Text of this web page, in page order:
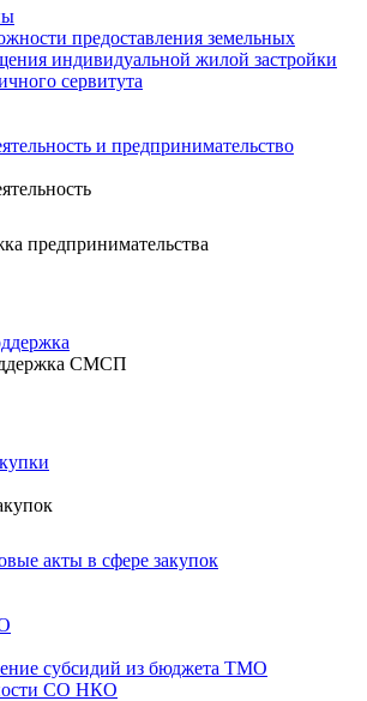
предоставления земельных
индивидуальной жилой застройки
сервитута
и предпринимательство
предпринимательства
СМСП
акты в сфере закупок
субсидий из бюджета ТМО
СО НКО